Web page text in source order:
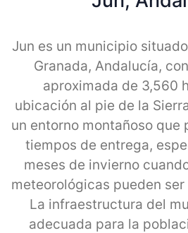
Jun es un municipio
Granada, Andalucía,
aproximada de 3,560
ubicación al pie de la
un entorno montañoso que
tiempos de entrega,
meses de invierno
meteorológicas pueden
La infraestructura del
adecuada para la